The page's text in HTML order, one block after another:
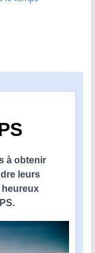
à obtenir
leurs
heureux